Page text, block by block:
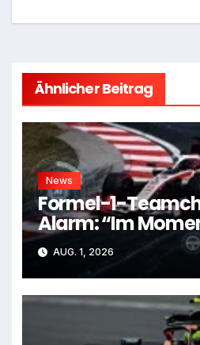
Ähnlicher Beitrag
News
Formel-1-
Alarm: “Im
kompliziert”
AUG. 1, 2026